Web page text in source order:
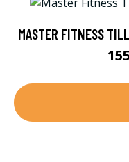
MASTER FITNESS